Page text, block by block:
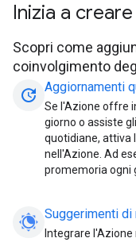
Inizia a creare
Scopri come
coinvolgimento
update Aggiornamenti
Se l'Azione offre
giorno o assiste
quotidiane, attiva
nell'Azione. Ad
promemoria ogni
Suggerimenti di
Integrare